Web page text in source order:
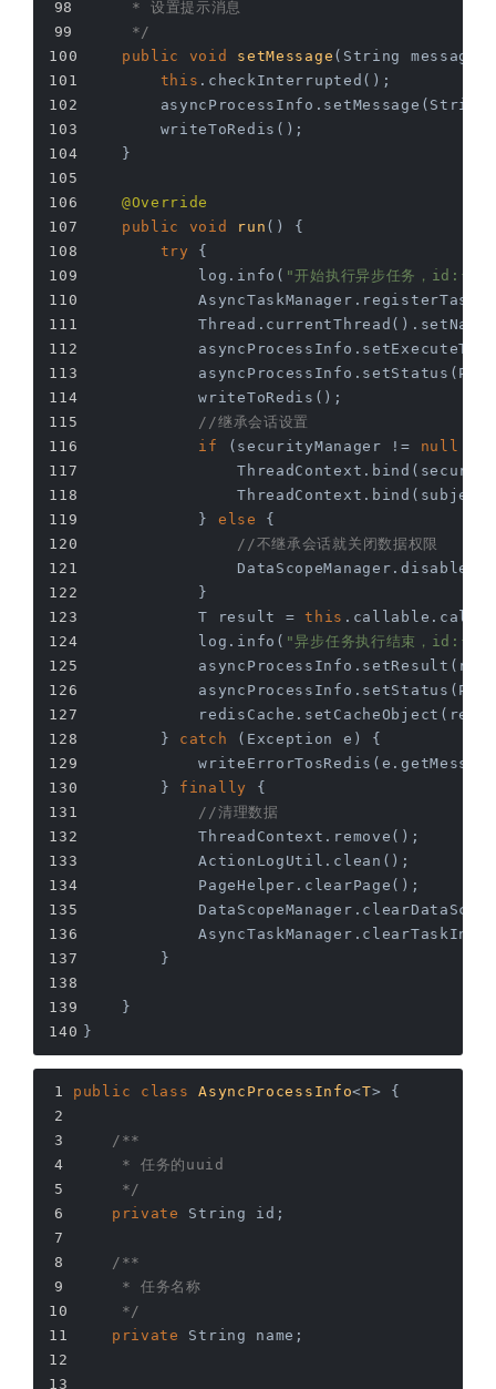
     * 设置提示消息
     */
public
void setMessage (String
this .checkInterrupted();
        writeToRedis();
    }
@Override
public
void run ()
{
try
{
            log.info(
"开始执行异步任务，
            writeToRedis();
//继承会话设置
if
(securityManager != null
            }
else
{
//不继承会话就关闭数据权限
            }
            T result =
this
            log.info(
"异步任务执行结束，
        }
catch (Exception e) {
        }
finally
{
//清理数据
            ThreadContext.remove();
            ActionLogUtil.clean();
            PageHelper.clearPage();
        }
    }
}
public class AsyncProcessInfo<T> {
/**
     * 任务的uuid
     */
private
String id;
/**
     * 任务名称
     */
private
String name;